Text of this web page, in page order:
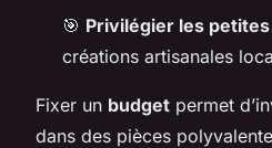
🎯 Privilégier les
créations artisanales
Fixer un budget permet
dans des pièces